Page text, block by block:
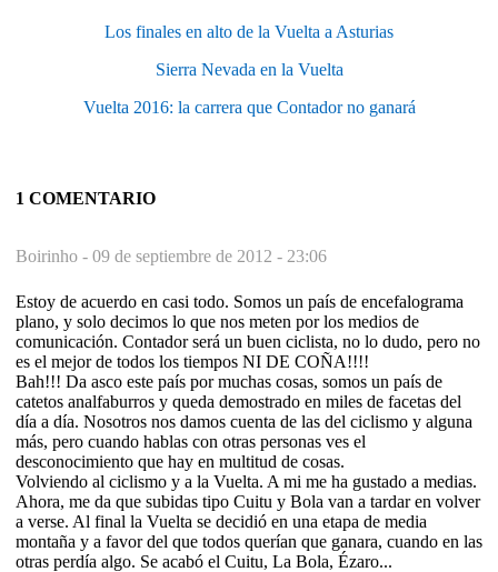
Los finales en alto de la Vuelta a Asturias
Sierra Nevada en la Vuelta
Vuelta 2016: la carrera que Contador no ganará
1 COMENTARIO
Boirinho - 09 de septiembre de 2012 - 23:06
Estoy de acuerdo en casi todo. Somos un país de encefalograma
plano, y solo decimos lo que nos meten por los medios de
comunicación. Contador será un buen ciclista, no lo dudo, pero no
es el mejor de todos los tiempos NI DE COÑA!!!!
Bah!!! Da asco este país por muchas cosas, somos un país de
catetos analfaburros y queda demostrado en miles de facetas del
día a día. Nosotros nos damos cuenta de las del ciclismo y alguna
más, pero cuando hablas con otras personas ves el
desconocimiento que hay en multitud de cosas.
Volviendo al ciclismo y a la Vuelta. A mi me ha gustado a medias.
Ahora, me da que subidas tipo Cuitu y Bola van a tardar en volver
a verse. Al final la Vuelta se decidió en una etapa de media
montaña y a favor del que todos querían que ganara, cuando en las
otras perdía algo. Se acabó el Cuitu, La Bola, Ézaro...